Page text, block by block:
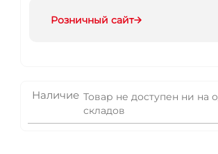
Розничный сайт
Наличие Товар не доступен ни на
складов